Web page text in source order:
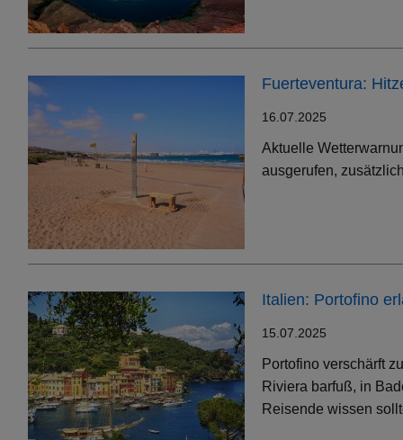
Fuerteventura:
16.07.2025
Aktuelle
ausgerufen,
Italien: Portofino
15.07.2025
Portofino verschärft
Riviera barfuß, in
Reisende wissen